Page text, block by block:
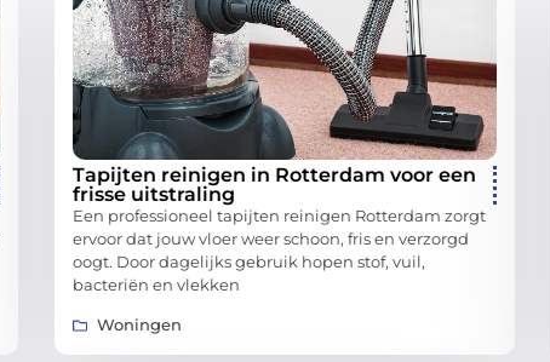
Tapijten reinigen in Rotterdam voor een
frisse uitstraling
Een professioneel tapijten reinigen Rotterdam zorgt
ervoor dat jouw vloer weer schoon, fris en verzorgd
oogt. Door dagelijks gebruik hopen stof, vuil,
bacteriën en vlekken
Woningen